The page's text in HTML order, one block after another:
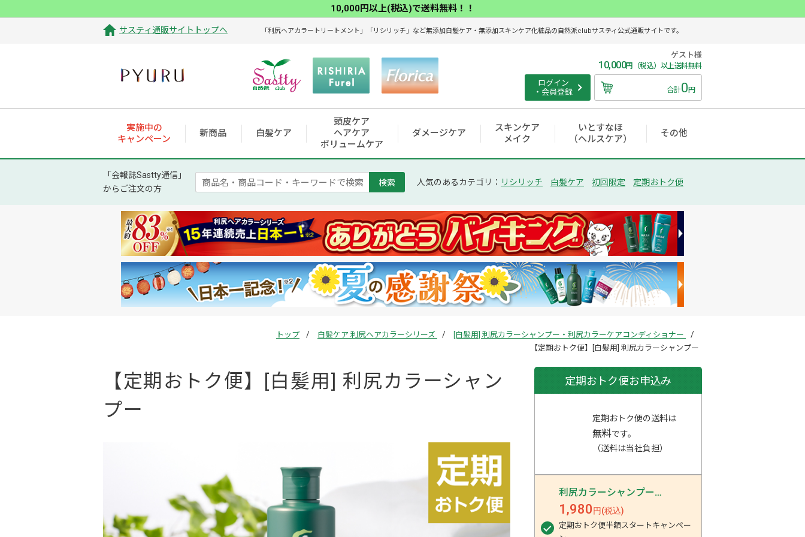
10,000円以上(税込)で送料無料！！
サスティ通販サイトトップへ 「利尻ヘアカラートリートメント」「リシリッチ」など無添加白髪ケア・無添加スキンケア化粧品の自然派clubサスティ公式通販サイトです。
ログイン
・会員登録
ゲスト様
10,000円（税込）以上送料無料
合計0円
実施中の
キャンペーン
新商品 白髪ケア
頭皮ケア
ヘアケア
ボリュームケア
ダメージケア
スキンケア
メイク
いとすなほ
（ヘルスケア）
その他
「会報誌Sastty通信」
からご注文の方
検索 人気のあるカテゴリ： リシリッチ 白髪ケア 初回限定 定期おトク便
トップ 白髪ケア 利尻ヘアカラーシリーズ
[白髪用] 利尻カラーシャンプー・利尻カラーケアコンディショナー
【定期おトク便】[白髪用] 利尻カラーシャンプー
【定期おトク便】[白髪用] 利尻カラーシャン
プー
定期おトク便お申込み
定期おトク便の送料は
無料です。
（送料は当社負担）
利尻カラーシャンプー…
1,980 円(税込)
定期おトク便半額スタートキャンペー